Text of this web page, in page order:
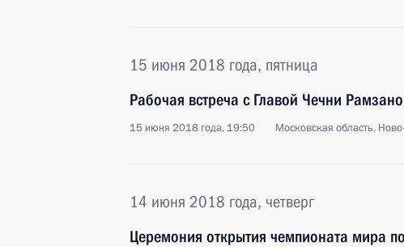
15 июня 2018 года, пятница
Рабочая встреча с Главой Чечни
15 июня 2018 года, 19:50 Московская область,
14 июня 2018 года, четверг
Церемония открытия чемпионата мира